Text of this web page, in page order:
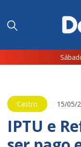
Castro 15/05/
IPTU e